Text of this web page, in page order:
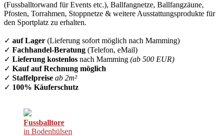
(Fussballtorwand für Events etc.), Ballfangnetze, Ballfangzäune,
Pfosten, Torrahmen, Stoppnetze & weitere Ausstattungsprodukte für
den Sportplatz zu erhalten.
✓ auf Lager (Lieferung sofort möglich nach Mamming)
✓ Fachhandel-Beratung (Telefon, eMail)
✓ Lieferung kostenlos nach Mamming (ab 500 EUR)
✓ Kauf auf Rechnung möglich
✓ Staffelpreise ab 2m²
✓ 100% Käuferschutz
Fussballtore
in Bodenhülsen